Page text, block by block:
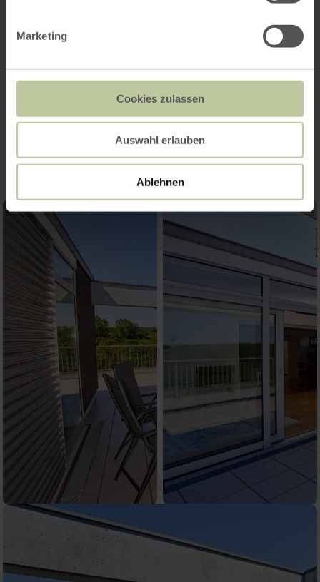
Marketing
Cookies zulassen
Auswahl erlauben
Ablehnen
Impressionen